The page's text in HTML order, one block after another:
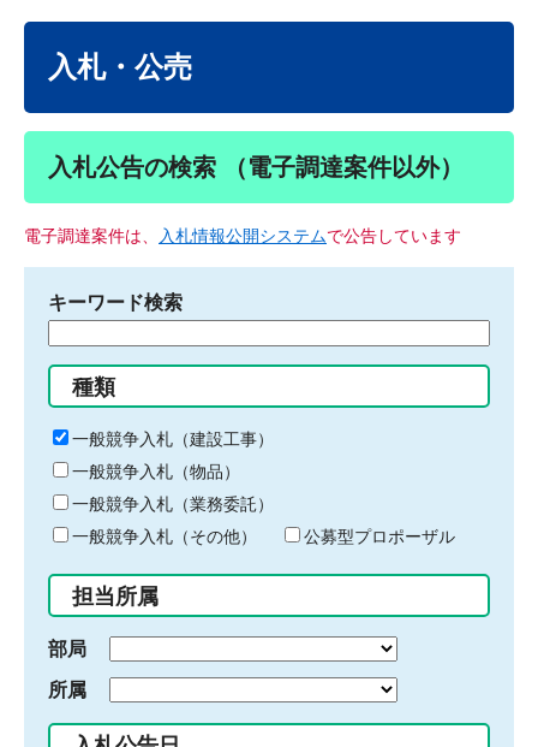
入札・公売
入札公告の検索 （電子調達案件以外）
電子調達案件は、 入札情報公開システムで公告しています
キーワード検索
る
キ
ー
ワ
ー
ド
入
力
種類
一般競争入札（建設工事）
一般競争入札（物品）
一般競争入札（業務委託）
一般競争入札（その他）
公募型プロポーザル
担当所属
部局
所属